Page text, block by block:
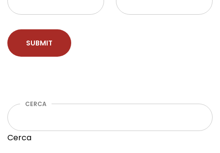
CERCA
Cerca